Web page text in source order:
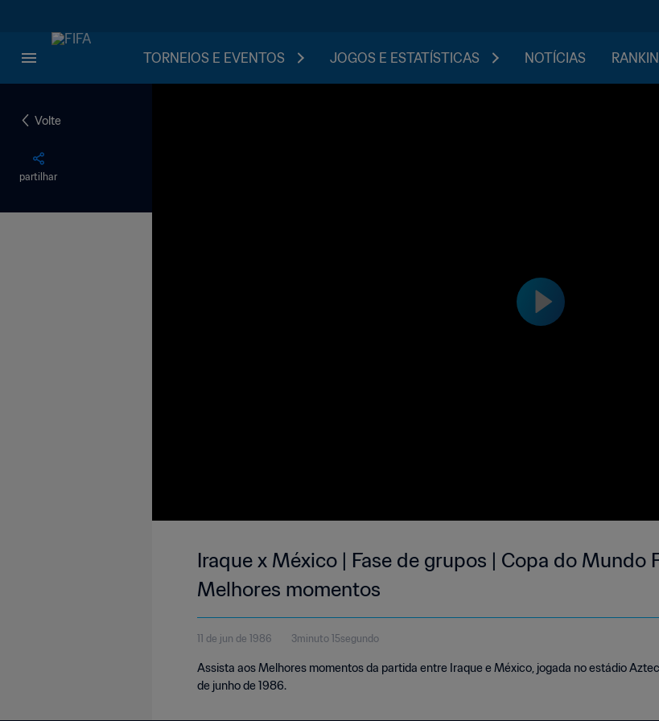
TORNEIOS E EVENTOS JOGOS E ESTATÍSTICAS NOTÍCIAS
Volte
partilhar
Iraque x México | Fase de grupos | Copa do Mundo
Melhores momentos
11 de jun de 1986 3minuto 15segundo
Assista aos Melhores momentos da partida entre Iraque e México, jogada no estádio
de junho de 1986.